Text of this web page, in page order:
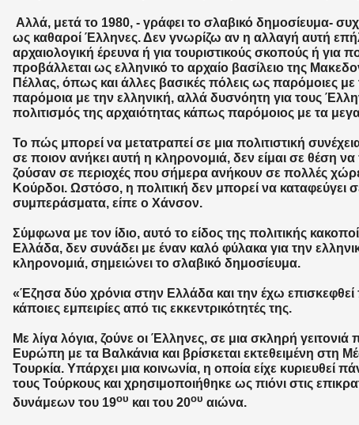
Αλλά, μετά το 1980, - γράφει το σλαβικό δημοσίευμα-
ως καθαροί Έλληνες. Δεν γνωρίζω αν η αλλαγή αυτή
αρχαιολογική έρευνα ή για τουριστικούς σκοπούς ή για
προβάλλεται ως ελληνικό το αρχαίο βασίλειο της
Πέλλας, όπως και άλλες βασικές πόλεις ως παρόμοιες με
παρόμοια με την ελληνική, αλλά δυσνόητη για τους
πολιτισμός της αρχαιότητας κάπως παρόμοιος με τα
Το πώς μπορεί να μετατραπεί σε μια πολιτιστική
σε ποιον ανήκει αυτή η κληρονομιά, δεν είμαι σε θέση
ζούσαν σε περιοχές που σήμερα ανήκουν σε πολλές
Κούρδοι. Ωστόσο, η πολιτική δεν μπορεί να καταφεύγει
συμπεράσματα, είπε ο Χάνσον.
Σύμφωνα με τον ίδιο, αυτό το είδος της πολιτικής
Ελλάδα, δεν συνάδει με έναν καλό φύλακα για την
κληρονομιά, σημειώνει το σλαβικό δημοσίευμα.
«Έζησα δύο χρόνια στην Ελλάδα και την έχω
κάποιες εμπειρίες από τις εκκεντρικότητές της.
Με λίγα λόγια, ζούνε οι Έλληνες, σε μια σκληρή γειτονιά
Ευρώπη με τα Βαλκάνια και βρίσκεται εκτεθειμένη στη
Τουρκία. Υπάρχει μια κοινωνία, η οποία είχε κυριευθεί
τους Τούρκους και χρησιμοποιήθηκε ως πιόνι στις
δυνάμεων του 19ου και του 20ου αιώνα.